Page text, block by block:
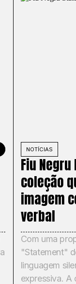
10, 2025
NOTÍCIAS
Fiu
coleção
imagem
verbal
Com uma
"Statement"
linguagem
expressiva. A